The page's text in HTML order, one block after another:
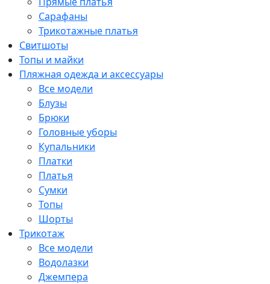
Сарафаны
Трикотажные платья
Свитшоты
Топы и майки
Пляжная одежда и аксессуары
Все модели
Блузы
Брюки
Головные уборы
Купальники
Платки
Платья
Сумки
Топы
Шорты
Трикотаж
Все модели
Водолазки
Джемпера